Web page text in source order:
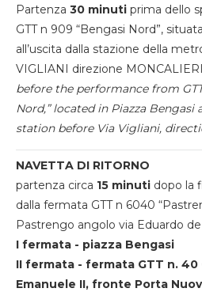
Partenza 30 minuti prima dello
GTT n 909 “Bengasi Nord”,
all’uscita dalla stazione della
VIGLIANI direzione
before the performance from
Nord,” located in Piazza
station before Via Vigliani,
NAVETTA DI RITORNO
partenza circa 15 minuti dopo la
dalla fermata GTT n 6040
Pastrengo angolo via Eduardo
I fermata - piazza Bengasi
II fermata - fermata GTT n.
Emanuele II, fronte Porta